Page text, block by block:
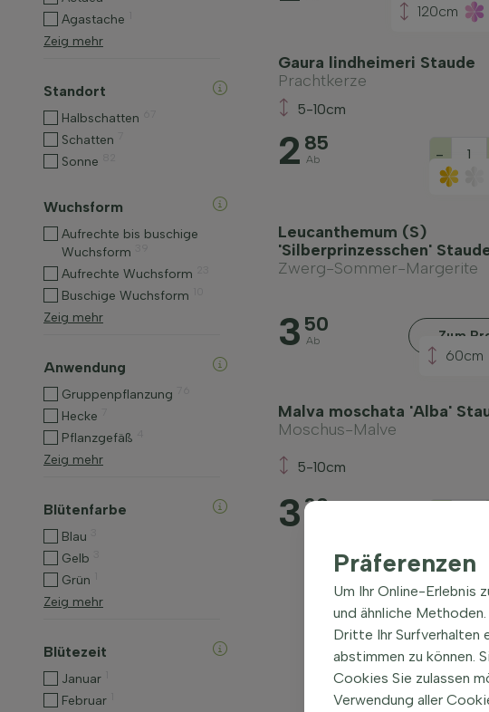
Agastache
Zeig mehr
Standort
Halbschatten
Schatten
Sonne
Wuchsform
Aufrechte bis buschige
Wuchsform
Aufrechte Wuchsform
Buschige Wuchsform
Zeig mehr
Anwendung
Gruppenpflanzung
Hecke
Pflanzgefäß
Zeig mehr
Blütenfarbe
Blau
Gelb
Grün
Zeig mehr
Blütezeit
Januar
Februar
120cm
Gaura lindheimeri Staude
Prachtkerze
5-10cm
2 85
Ab -
Leucanthemum (S)
'Silberprinzesschen'
Zwerg-Sommer-Margerite
3 50
Ab Zum
60cm
Malva moschata 'Alba'
Moschus-Malve
5-10cm
330
Präferenzen
Um Ihr Online-Erlebnis
und ähnliche
Dritte Ihr Surfverhalten
abstimmen zu können.
Cookies Sie zulassen
Verwendung aller